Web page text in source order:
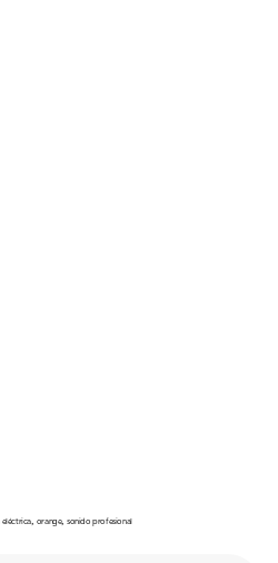
eléctrica orange, sonido profesional